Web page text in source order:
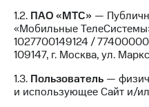
карта
для
иностранцев
чистый
номер
Выберите
и подключите
ТВ
с выгодным
тарифом
Тарифы
1.2. ПАО «МТС» —
«Мобильные
1027700149124 /
109147, г. Москва, ул.
1.3. Пользователь —
и использующее Сайт и/